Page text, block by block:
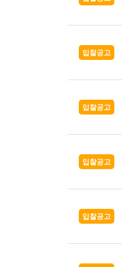
입찰공고
입찰공고
입찰공고
입찰공고